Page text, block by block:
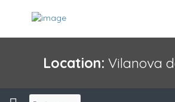
Location: Vilanova